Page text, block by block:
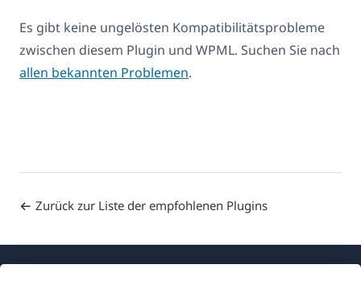
Es gibt keine ungelösten Kompatibilitätsprobleme
zwischen diesem Plugin und WPML. Suchen Sie nach
allen bekannten Problemen.
Zurück zur Liste der empfohlenen Plugins